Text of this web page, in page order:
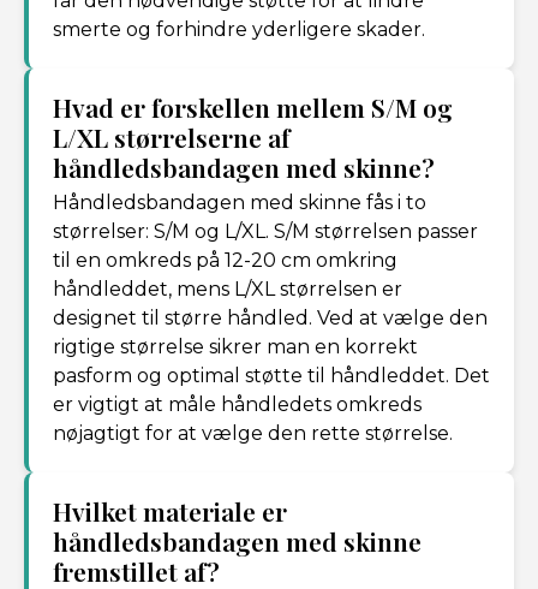
smerte og forhindre yderligere skader.
Hvad er forskellen mellem S/M og
L/XL størrelserne af
håndledsbandagen med skinne?
Håndledsbandagen med skinne fås i to
størrelser: S/M og L/XL. S/M størrelsen passer
til en omkreds på 12-20 cm omkring
håndleddet, mens L/XL størrelsen er
designet til større håndled. Ved at vælge den
rigtige størrelse sikrer man en korrekt
pasform og optimal støtte til håndleddet. Det
er vigtigt at måle håndledets omkreds
nøjagtigt for at vælge den rette størrelse.
Hvilket materiale er
håndledsbandagen med skinne
fremstillet af?